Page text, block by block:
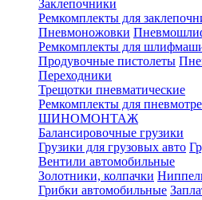
Заклепочники
Ремкомплекты для
Пневмоножовки
Ремкомплекты для
Продувочные пистолеты
Переходники
Трещотки пневматические
Ремкомплекты для
ШИНОМОНТАЖ
Балансировочные грузики
Грузики для грузовых авто
Вентили автомобильные
Золотники, колпачки
Грибки автомобильные